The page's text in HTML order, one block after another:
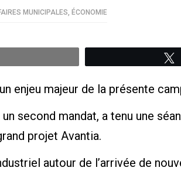
MUNICIPALES, ÉCONOMIE
enjeu majeur de la présente
second mandat, a tenu une
projet Avantia.
autour de l’arrivée de